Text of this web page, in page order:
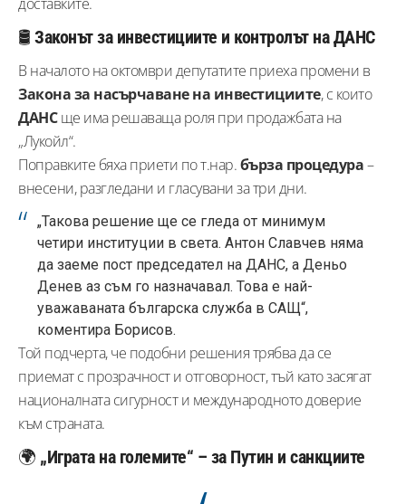
🛢️ Законът за инвестициите и контролът на ДАНС
В началото на октомври депутатите приеха промени в
Закона за насърчаване на инвестициите, с които
ДАНСще има решаваща роля при продажбата на
„Лукойл“.
Поправките бяха приети по т.нар.бърза процедура–
внесени, разгледани и гласувани за три дни.
„Такова решение ще се гледа от минимум
четири институции в света. Антон Славчев няма
да заеме пост председател на ДАНС, а Деньо
Денев аз съм го назначавал. Това е най-
уважаваната българска служба в САЩ“,
коментира Борисов.
Той подчерта, че подобни решения трябва да се
приемат с прозрачност и отговорност, тъй като засягат
националната сигурност и международното доверие
към страната.
🌍 „Играта на големите“ – за Путин и санкциите